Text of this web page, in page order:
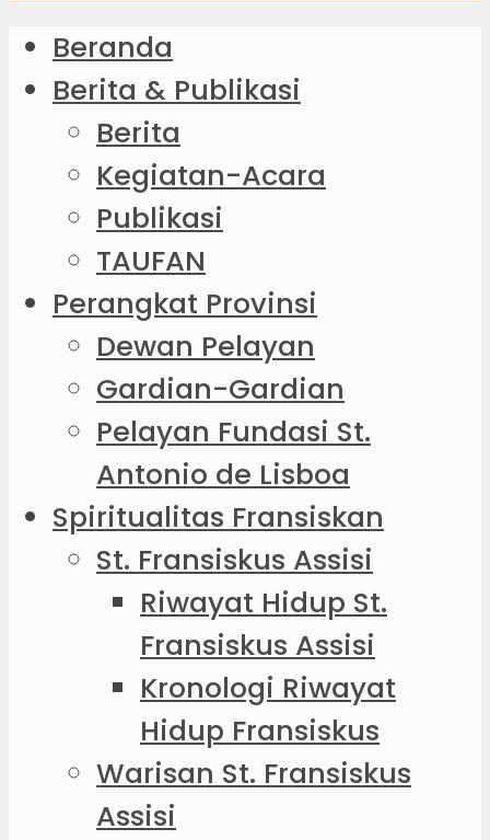
Beranda
Berita & Publikasi
Berita
Kegiatan-Acara
Publikasi
TAUFAN
Perangkat Provinsi
Dewan Pelayan
Gardian-Gardian
Pelayan Fundasi St.
Antonio de Lisboa
Spiritualitas Fransiskan
St. Fransiskus Assisi
Riwayat Hidup St.
Fransiskus Assisi
Kronologi Riwayat
Hidup Fransiskus
Warisan St. Fransiskus
Assisi